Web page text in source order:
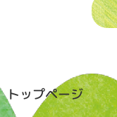
トップページ